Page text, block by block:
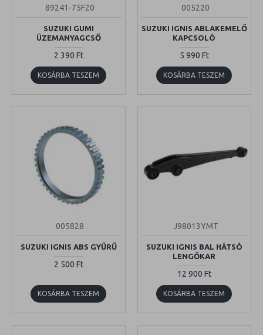
89241-75F20
SUZUKI GUMI
ÜZEMANYAGCSŐ
2 390 Ft
KOSÁRBA TESZEM
005220
SUZUKI IGNIS ABLAKEMELŐ
KAPCSOLÓ
5 990 Ft
KOSÁRBA TESZEM
005828
SUZUKI IGNIS ABS GYŰRŰ
2 500 Ft
KOSÁRBA TESZEM
J98013YMT
SUZUKI IGNIS BAL HÁTSÓ
LENGŐKAR
12 900 Ft
KOSÁRBA TESZEM